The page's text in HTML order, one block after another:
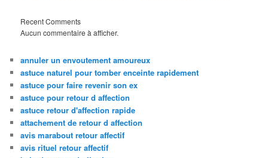
Recent Comments
Aucun commentaire à afficher.
annuler un envoutement amoureux
astuce naturel pour tomber enceinte rapidement
astuce pour faire revenir son ex
astuce pour retour d affection
astuce retour d'affection rapide
attachement de retour d affection
avis marabout retour affectif
avis rituel retour affectif